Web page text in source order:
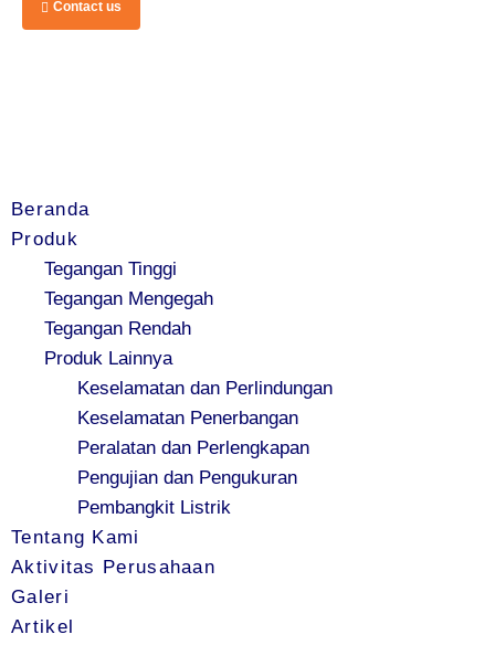
Contact us
Beranda
Produk
Tegangan Tinggi
Tegangan Mengegah
Tegangan Rendah
Produk Lainnya
Keselamatan dan Perlindungan
Keselamatan Penerbangan
Peralatan dan Perlengkapan
Pengujian dan Pengukuran
Pembangkit Listrik
Tentang Kami
Aktivitas Perusahaan
Galeri
Artikel